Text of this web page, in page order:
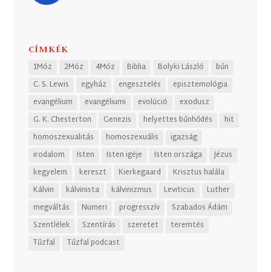
CÍMKÉK
1Móz 2Móz 4Móz Biblia Bolyki László
bűn
C. S. Lewis
egyház engesztelés
episztemológia
evangélium
evangéliumi evolúció
exodusz
G. K. Chesterton
Genezis helyettes bűnhődés
hit
homoszexualitás
homoszexuális
igazság
irodalom
Isten Isten igéje Isten országa
Jézus
kegyelem
kereszt Kierkegaard
Krisztus halála
Kálvin
kálvinista kálvinizmus Leviticus
Luther
megváltás
Numeri progresszív
Szabados Ádám
Szentlélek
Szentírás szeretet
teremtés
Tűzfal
Tűzfal podcast